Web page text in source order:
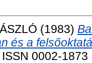
(1983)
és a
0002-1873